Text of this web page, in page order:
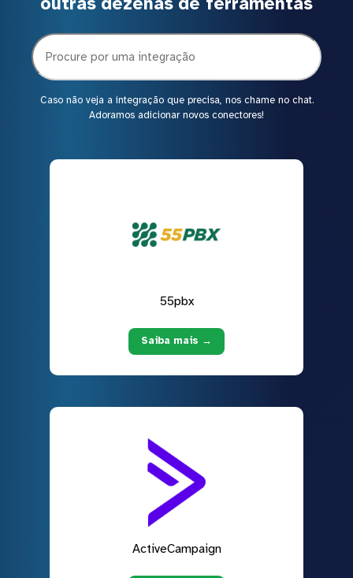
Caso não veja a integração que precisa, nos chame no chat.
Adoramos adicionar novos conectores!
55pbx
Saiba mais →
ActiveCampaign